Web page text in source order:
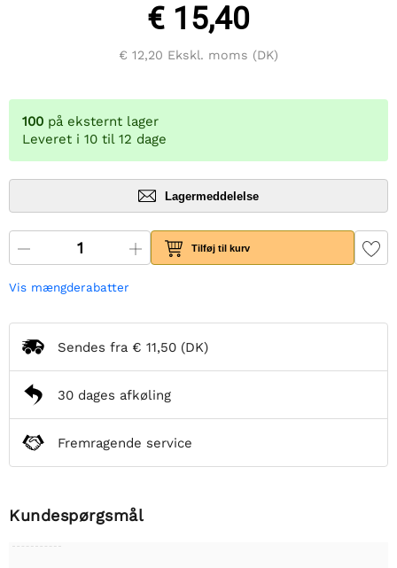
€ 15,40
€ 12,20 Ekskl. moms (DK)
100 på eksternt lager
Leveret i 10 til 12 dage
Lagermeddelelse
Tilføj til kurv
Vis mængderabatter
Sendes fra € 11,50 (DK)
30 dages afkøling
Fremragende service
Kundespørgsmål